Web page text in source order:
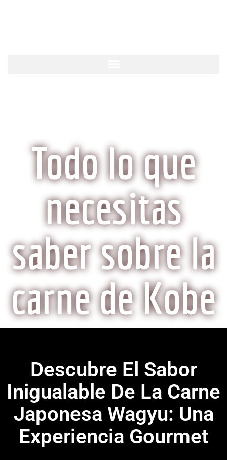
Todo lo que
necesitas
saber sobre la
carne de Kobe
Descubre El Sabor
Inigualable De La Carne
Japonesa Wagyu: Una
Experiencia Gourmet